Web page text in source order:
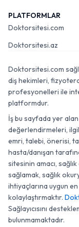
PLATFORMLAR
Doktorsitesi.com
Doktorsitesi.az
Doktorsitesi.com
diş hekimleri,
profesyonelleri ile
platformdur.
İş bu sayfada yer
değerlendirmeleri,
emri, talebi, önerisi,
hasta/danışan
sitesinin amacı,
sağlamak, sağlık
ihtiyaçlarına uygun
kolaylaştırmaktır.
Sağlayıcısını
bulunmamaktadır.